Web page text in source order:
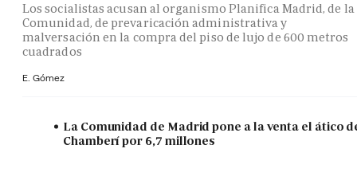
Los socialistas acusan al organismo Planifica Madrid, de la
Comunidad, de prevaricación administrativa y
malversación en la compra del piso de lujo de 600 metros
cuadrados
E. Gómez
La Comunidad de Madrid pone a la venta el ático
Chamberí por 6,7 millones